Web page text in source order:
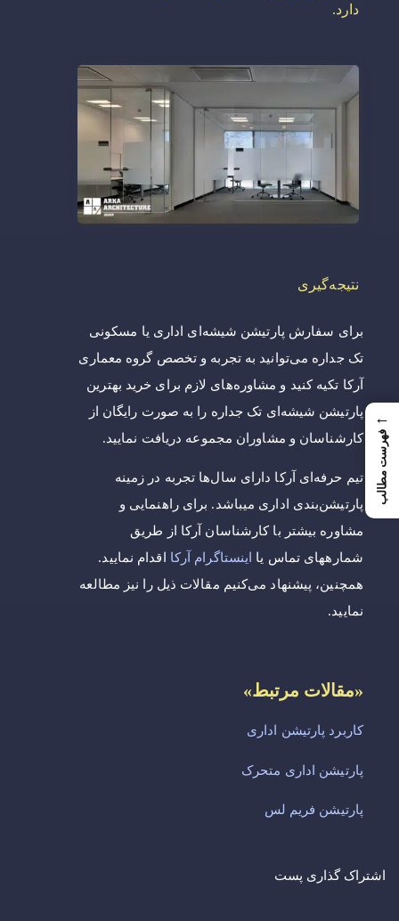
دارد.
نتیجه‌گیری
برای سفارش پارتیشن شیشه‌ای اداری یا مسکونی
تک جداره می‌توانید به تجربه و تخصص گروه معماری
آرکا تکیه کنید و مشاوره‌های لازم برای خرید بهترین
پارتیشن شیشه‌ای تک جداره را به صورت رایگان از
کارشناسان و مشاوران مجموعه دریافت نمایید.
تیم حرفه‌ای آرکا دارای سال‌ها تجربه در زمینه
پارتیشن‌بندی اداری میباشد. برای راهنمایی و
مشاوره بیشتر با کارشناسان آرکا از طریق
شمارههای تماس یا
اینستاگرام آرکا اقدام نمایید.
همچنین، پیشنهاد می‌کنیم مقالات ذیل را نیز مطالعه
نمایید.
«مقالات مرتبط»
کاربرد پارتیشن اداری
پارتیشن اداری متحرک
پارتیشن فریم لس
اشتراک گذاری پست
←
فهرست مطالب